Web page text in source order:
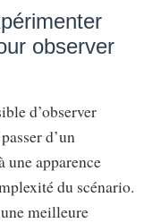
observer
d’observer
d’un
une apparence
du scénario.
meilleure